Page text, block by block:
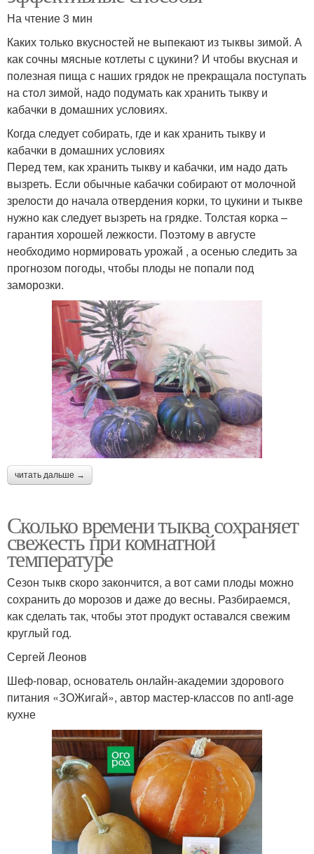
На чтение 3 мин
Каких только вкусностей не выпекают из тыквы зимой. А
как сочны мясные котлеты с цукини? И чтобы вкусная и
полезная пища с наших грядок не прекращала поступать
на стол зимой, надо подумать как хранить тыкву и
кабачки в домашних условиях.
Когда следует собирать, где и как хранить тыкву и
кабачки в домашних условиях
Перед тем, как хранить тыкву и кабачки, им надо дать
вызреть. Если обычные кабачки собирают от молочной
зрелости до начала отвердения корки, то цукини и тыкве
нужно как следует вызреть на грядке. Толстая корка –
гарантия хорошей лежкости. Поэтому в августе
необходимо нормировать урожай , а осенью следить за
прогнозом погоды, чтобы плоды не попали под
заморозки.
читать дальше →
Сколько времени тыква сохраняет
свежесть при комнатной
температуре
Сезон тыкв скоро закончится, а вот сами плоды можно
сохранить до морозов и даже до весны. Разбираемся,
как сделать так, чтобы этот продукт оставался свежим
круглый год.
Сергей Леонов
Шеф-повар, основатель онлайн-академии здорового
питания «ЗОЖигай», автор мастер-классов по anti-age
кухне